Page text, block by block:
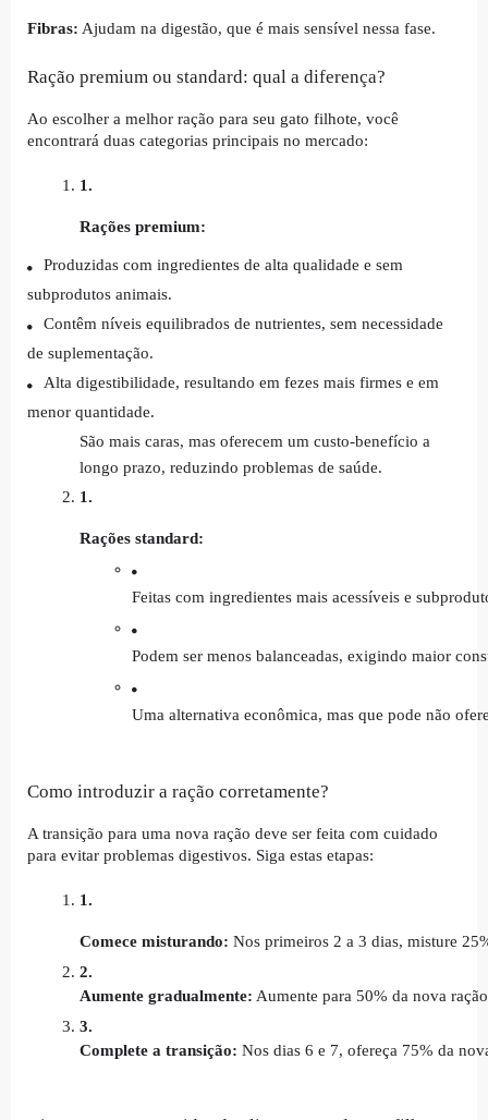
Fibras: Ajudam na digestão, que é mais sensível nessa fase.
Ração premium ou standard: qual a diferença?
Ao escolher a melhor ração para seu gato filhote, você
encontrará duas categorias principais no mercado:
Rações premium:
Produzidas com ingredientes de alta qualidade e sem
subprodutos animais.
Contêm níveis equilibrados de nutrientes, sem necessidade
de suplementação.
Alta digestibilidade, resultando em fezes mais firmes e em
menor quantidade.
São mais caras, mas oferecem um custo-benefício a
longo prazo, reduzindo problemas de saúde.
Rações standard:
Feitas com ingredientes mais acessíveis e
Podem ser menos balanceadas, exigindo maior
Uma alternativa econômica, mas que pode não
Como introduzir a ração corretamente?
A transição para uma nova ração deve ser feita com cuidado
para evitar problemas digestivos. Siga estas etapas:
Comece misturando: Nos primeiros 2 a 3 dias, misture
Aumente gradualmente: Aumente para 50% da nova
Complete a transição: Nos dias 6 e 7, ofereça 75% da